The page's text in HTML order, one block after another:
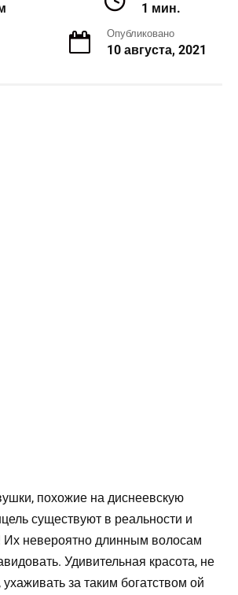
1 мин.
Опубликовано
10 августа, 2021
похожие на диснеевскую
существуют в реальности и
Их невероятно длинным волосам
Удивительная красота, не
за таким богатством ой